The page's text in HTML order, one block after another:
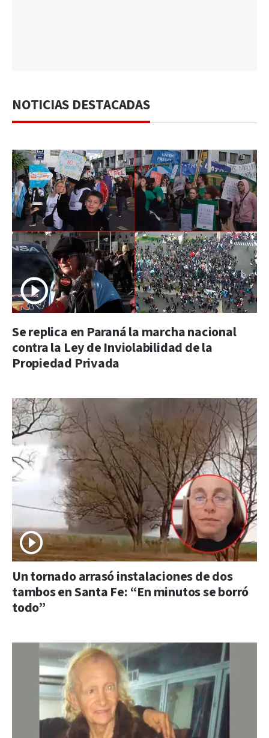
NOTICIAS DESTACADAS
Se replica en Paraná la marcha nacional
contra la Ley de Inviolabilidad de la
Propiedad Privada
Un tornado arrasó instalaciones de dos
tambos en Santa Fe: “En minutos se borró
todo”